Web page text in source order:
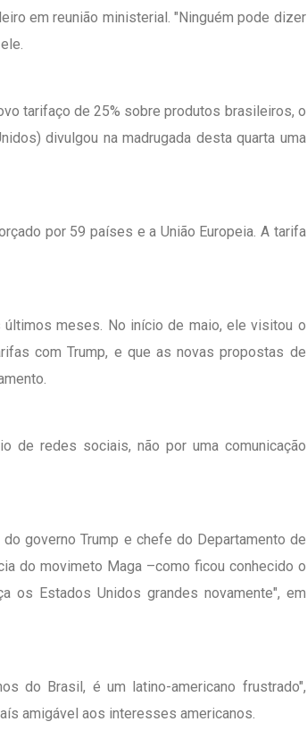
em reunião ministerial. "Ninguém pode dizer
tarifaço de 25% sobre produtos brasileiros, o
divulgou na madrugada desta quarta uma
por 59 países e a União Europeia. A tarifa
meses. No início de maio, ele visitou o
com Trump, e que as novas propostas de
de redes sociais, não por uma comunicação
governo Trump e chefe do Departamento de
do movimeto Maga –como ficou conhecido o
os Estados Unidos grandes novamente", em
do Brasil, é um latino-americano frustrado",
amigável aos interesses americanos.